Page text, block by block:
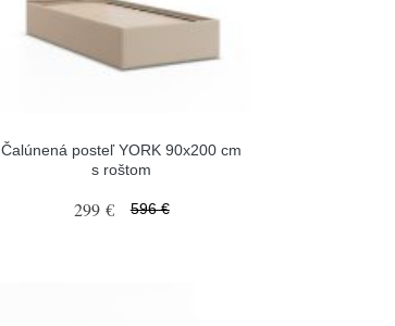
Čalúnená posteľ YORK 90x200 cm
s roštom
299 € 596 €